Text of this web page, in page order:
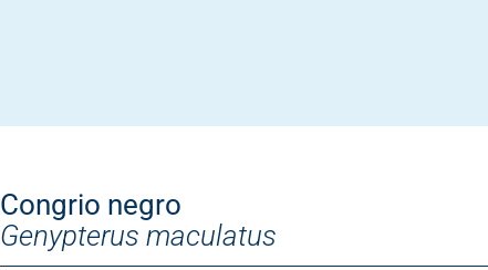
Congrio negro
Genypterus maculatus